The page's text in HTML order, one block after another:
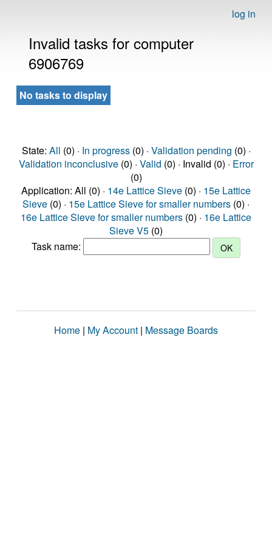
log in
Invalid tasks for computer
6906769
No tasks to display
State: All (0) · In progress(0) · Validation pending (0) ·
Validation inconclusive(0) · Valid (0) · Invalid (0) · Error
(0)
Application: All (0) · 14e Lattice Sieve (0) · 15e Lattice
Sieve (0) · 15e Lattice Sieve for smaller numbers (0) ·
16e Lattice Sieve for smaller numbers (0) · 16e Lattice
Sieve V5 (0)
Task name:
Home | My Account | Message Boards